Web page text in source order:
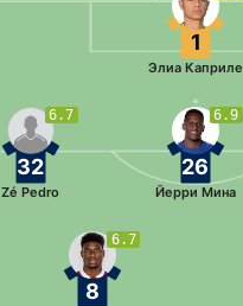
1
Элиа Каприле
6.9
26
Йерри Мина
6.7
32
Zé Pedro
6.7
8